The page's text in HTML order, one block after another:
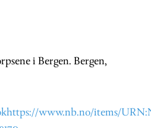
i Bergen. Bergen,
www.nb.no/items/